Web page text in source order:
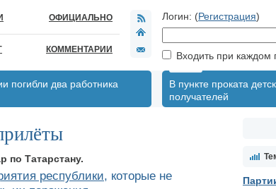
ОФИЦИАЛЬНО
КОММЕНТАРИИ
Логин: (Регистрация)
Входить при каждом
погибли два работника
В пункте проката
получателей
по Татарстану.
республики, которые не